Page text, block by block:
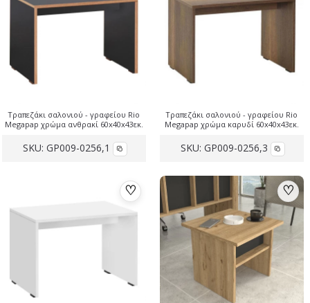
SKU: GP009-0256,1
Τραπεζάκι σαλονιού - γραφείου Rio
Megapap χρώμα ανθρακί 60x40x43εκ.
SKU: GP009-0256,3
Τραπεζάκι σαλονιού - γραφείου Rio
Megapap χρώμα καρυδί 60x40x43εκ.
♡ ♡